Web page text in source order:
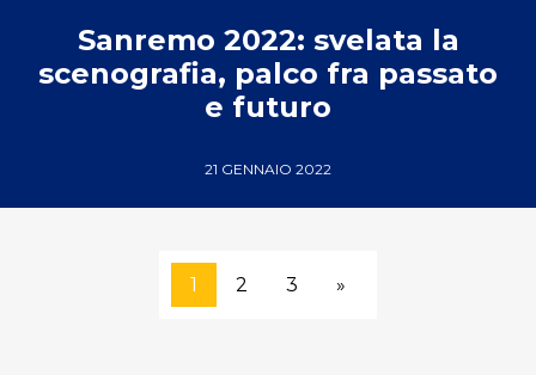
Sanremo 2022: svelata la
scenografia, palco fra passato
e futuro
21 GENNAIO 2022
1 2 3 »